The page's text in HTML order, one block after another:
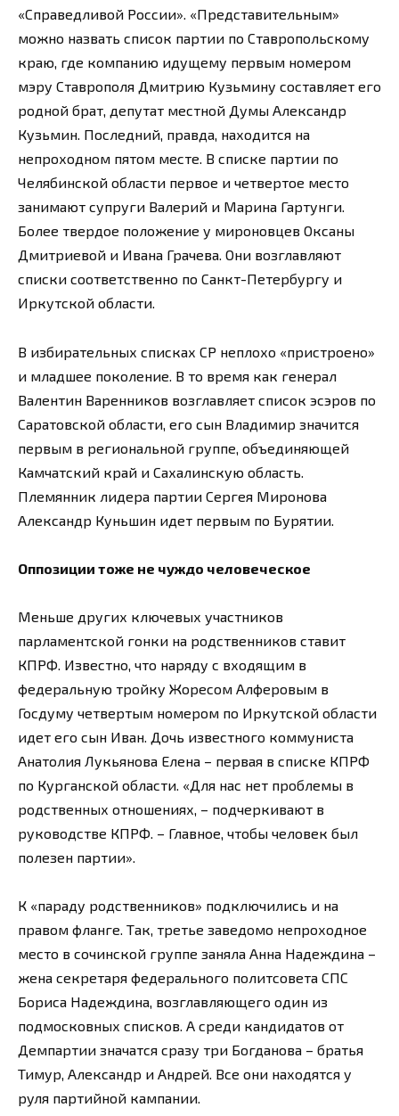
«Справедливой России». «Представительным»
можно назвать список партии по Ставропольскому
краю, где компанию идущему первым номером
мэру Ставрополя Дмитрию Кузьмину составляет его
родной брат, депутат местной Думы Александр
Кузьмин. Последний, правда, находится на
непроходном пятом месте. В списке партии по
Челябинской области первое и четвертое место
занимают супруги Валерий и Марина Гартунги.
Более твердое положение у мироновцев Оксаны
Дмитриевой и Ивана Грачева. Они возглавляют
списки соответственно по Санкт-Петербургу и
Иркутской области.
В избирательных списках СР неплохо «пристроено»
и младшее поколение. В то время как генерал
Валентин Варенников возглавляет список эсэров по
Саратовской области, его сын Владимир значится
первым в региональной группе, объединяющей
Камчатский край и Сахалинскую область.
Племянник лидера партии Сергея Миронова
Александр Куньшин идет первым по Бурятии.
Оппозиции тоже не чуждо человеческое
Меньше других ключевых участников
парламентской гонки на родственников ставит
КПРФ. Известно, что наряду с входящим в
федеральную тройку Жоресом Алферовым в
Госдуму четвертым номером по Иркутской области
идет его сын Иван. Дочь известного коммуниста
Анатолия Лукьянова Елена – первая в списке КПРФ
по Курганской области. «Для нас нет проблемы в
родственных отношениях, – подчеркивают в
руководстве КПРФ. – Главное, чтобы человек был
полезен партии».
К «параду родственников» подключились и на
правом фланге. Так, третье заведомо непроходное
место в сочинской группе заняла Анна Надеждина –
жена секретаря федерального политсовета СПС
Бориса Надеждина, возглавляющего один из
подмосковных списков. А среди кандидатов от
Демпартии значатся сразу три Богданова – братья
Тимур, Александр и Андрей. Все они находятся у
руля партийной кампании.